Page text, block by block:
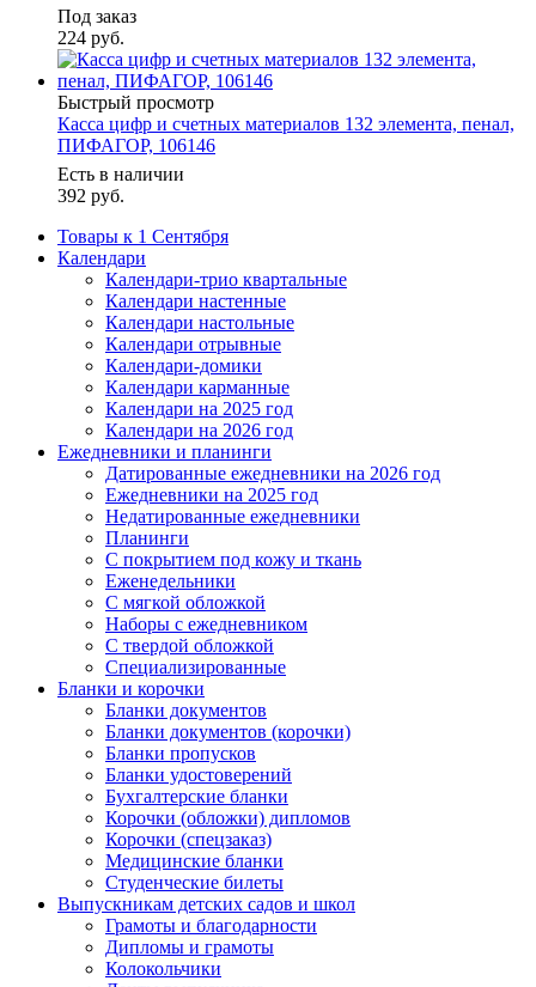
Под заказ
224 руб.
Быстрый просмотр
Касса цифр и счетных материалов 132 элемента, пенал,
ПИФАГОР, 106146
Есть в наличии
392 руб.
Товары к 1 Сентября
Календари
Календари-трио квартальные
Календари настенные
Календари настольные
Календари отрывные
Календари-домики
Календари карманные
Календари на 2025 год
Календари на 2026 год
Ежедневники и планинги
Датированные ежедневники на 2026 год
Ежедневники на 2025 год
Недатированные ежедневники
Планинги
С покрытием под кожу и ткань
Еженедельники
С мягкой обложкой
Наборы с ежедневником
С твердой обложкой
Специализированные
Бланки и корочки
Бланки документов
Бланки документов (корочки)
Бланки пропусков
Бланки удостоверений
Бухгалтерские бланки
Корочки (обложки) дипломов
Корочки (спецзаказ)
Медицинские бланки
Студенческие билеты
Выпускникам детских садов и школ
Грамоты и благодарности
Дипломы и грамоты
Колокольчики